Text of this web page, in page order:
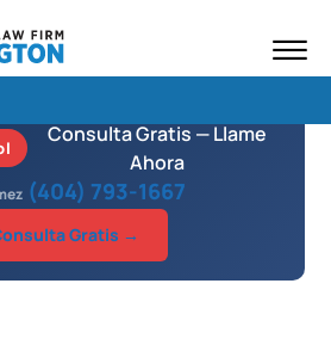
☰
Consulta Gratis — Llame
Ahora
(404) 793-1667
Gratis →